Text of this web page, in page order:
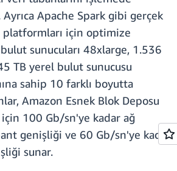
Apache Spark gibi gerçek
platformları için optimize
sunucuları 48xlarge, 1.536
TB yerel bulut sunucusu
sahip 10 farklı boyutta
Amazon Esnek Blok Deposu
için 100 Gb/sn'ye kadar ağ
genişliği ve 60 Gb/sn'ye kadar
sunar.